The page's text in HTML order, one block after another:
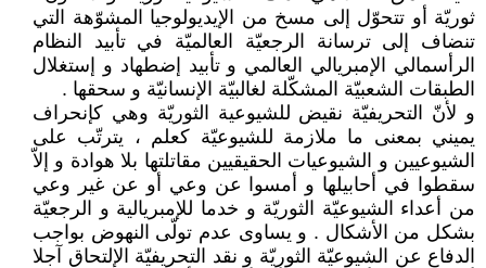
ثوريّة أو تتحوّل إلى مسخ من الإيديولوجيا المشوّهة التي
تنضاف إلى ترسانة الرجعيّة العالميّة في تأبيد النظام
الرأسمالي الإمبريالي العالمي و تأبيد إضطهاد و إستغلال
الطبقات الشعبيّة المشكّلة لغالبيّة الإنسانيّة و سحقها .
و لأنّ التحريفيّة نقيض للشيوعية الثوريّة وهي كإنحراف
يميني بمعنى ما ملازمة للشيوعيّة كعلم ، يترتّب على
الشيوعيين و الشيوعيات الحقيقيين مقاتلتها بلا هوادة و إلاّ
سقطوا في أحابيلها و أمسوا عن وعي أو عن غير وعي
من أعداء الشيوعيّة الثوريّة و خدما للإمبريالية و الرجعيّة
بشكل من الأشكال . و يساوى عدم تولّى النهوض بواجب
الدفاع عن الشيوعيّة الثوريّة و نقد التحريفيّة الإلتحاق آجلا